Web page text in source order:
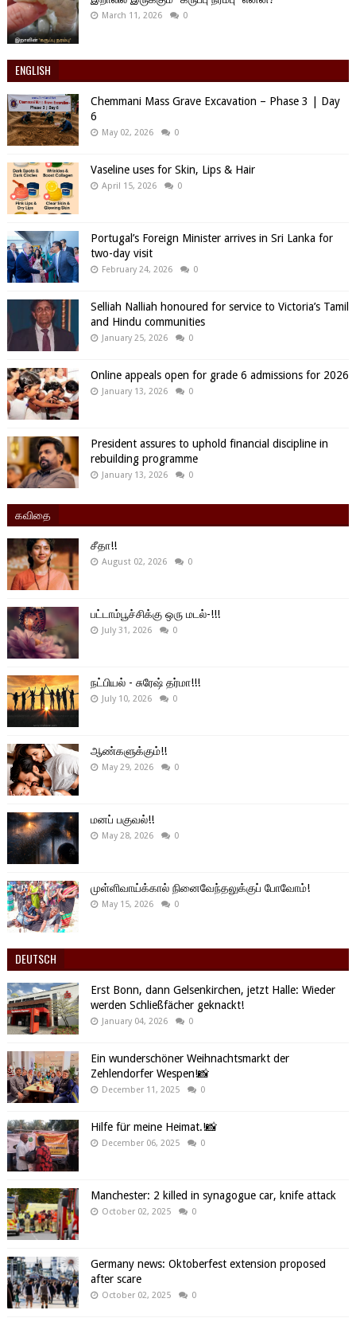
March 11, 2026 0
ENGLISH
Chemmani Mass Grave Excavation – Phase 3 | Day
6
May 02, 2026 0
Vaseline uses for Skin, Lips & Hair
April 15, 2026 0
Portugal’s Foreign Minister arrives in Sri Lanka for
two-day visit
February 24, 2026 0
Selliah Nalliah honoured for service to Victoria’s Tamil
and Hindu communities
January 25, 2026 0
Online appeals open for grade 6 admissions for 2026
January 13, 2026 0
President assures to uphold financial discipline in
rebuilding programme
January 13, 2026 0
கவிதை
சீதா!!
August 02, 2026 0
பட்டாம்பூச்சிக்கு ஒரு மடல்-!!!
July 31, 2026 0
நட்பியல் - சுரேஷ் தர்மா!!!
July 10, 2026 0
ஆண்களுக்கும்!!
May 29, 2026 0
மனப் பகுவல்!!
May 28, 2026 0
முள்ளிவாய்க்கால் நினைவேந்தலுக்குப் போவோம்!
May 15, 2026 0
DEUTSCH
Erst Bonn, dann Gelsenkirchen, jetzt Halle: Wieder
werden Schließfächer geknackt!
January 04, 2026 0
Ein wunderschöner Weihnachtsmarkt der
Zehlendorfer Wespen!📸
December 11, 2025 0
Hilfe für meine Heimat.!📸
December 06, 2025 0
Manchester: 2 killed in synagogue car, knife attack
October 02, 2025 0
Germany news: Oktoberfest extension proposed
after scare
October 02, 2025 0